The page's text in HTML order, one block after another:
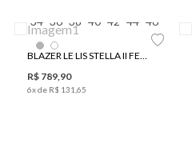
34 36 38 40 42 44 46
BLAZER LE LIS STELLA II FEMININO
R$ 789,90
6x de R$ 131 65